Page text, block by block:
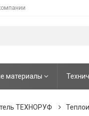
материалы
ТЕХНОРУФ